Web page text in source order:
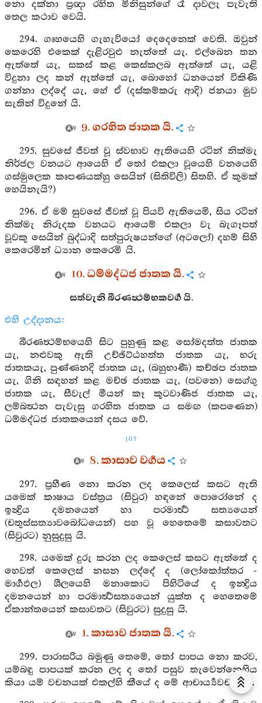
නො දක්නා ප්‍රඥා රහිත මිනිසුන්ගේ රෑ දාවලැ පැවැති
තෙල කථාව වෙයි.
294. ගෘහයෙහි ගැහැවියෝ දෙදෙනෙක් වෙති. ඔවුන්
කෙරෙහි එකෙක් දැළිරවුළු නැත්තේ යැ. එල්බෙන තන
ඇත්තේ යැ, සකස් කළ කෙස්කලබ ඇත්තේ යැ, යළි
විදුනා ලද කන් ඇත්තේ යැ, බොහෝ ධනයෙන් විකිණි
ගන්නා ලද්දේ යැ, හේ ඒ (දස්කම්කරු ආදි) ජනයා මුව
සැතින් විදුනේ යි.
9. ගරහිත ජාතක යි.
295. සුවසේ ජීවත් වූ ස්වභාව ඇතියෙහි රටින් නික්මැ
නිර්ජල වනයට ආයෙහි ඒ තෝ එකලා වූයෙහි වනයෙහි
ගස්මුලෙක කෘපණයක්හු සෙයින් (සිතිවිලි) සිතහි. ඒ කුමක්
හෙයිනැයි?)
296. ඒ මම් සුවසේ ජීවත් වූ පියවි ඇතියෙමි, සිය රටින්
නික්මැ නිරුදක වනයට ආයෙම් එකලා වැ බැගෑපත්
වූවකු සෙයින් බුද්ධාදි සත්පුරුෂයන්ගේ (අටලෝ) දහම් සිහි
කෙරෙමින් ධ්‍යාන කෙරෙමි යි.
10. ධම්මද්ධජ ජාතක යි.
සත්වැනි බීරණත්‍ථම්භකවර්‍ග යි.
එහි උද්දානය:
බීරණත්‍ථම්භයෙහි සිට පුහුණු කළ සෝමදත්ත ජාතක
යැ, නළුවකු ඇති උච්ඡිට්ඨහත්ත ජාතක යැ, භරු
ජාතකයැ, පුණ්ණනදි ජාතක යැ, (බහුභාණී) කච්ඡප ජාතක
යැ, ගිනි සඳහන් කළ මච්ඡ ජාතක යැ, (පවනෙ) සෙග්ගු
ජාතක යැ, සීවැල් මීයන් කෑ කූටවාණිජ ජාතක යැ,
ලම්බත්‍ථන පැවැසු ගරහිත ජාතක ය සමඟ (කපණෙන)
ධම්මද්ධජ ජාතකයෙන් දසය වේ.
107
8. කාසාව වර්‍ගය
297. ප්‍රහීණ නො කරන ලද කෙලෙස් කසට ඇති
යමෙක් කාෂාය වස්ත්‍රය (සිවුර) හඳනේ පොරෝනේ ද
ඉන්‍ද්‍රිය දමනයෙන් හා පරමාර්‍ත්‍ථ සත්‍යයෙන්
(චතුස්සත්‍යාවබෝධයෙන්) පහ වූ හෙතෙමේ කසාවතට
(සිවුරට) නුසුදුසු යි.
298. යමෙක් දුරු කරන ලද කෙලෙස් කසට ඇත්තේ ද
හෙවත් කෙලෙස් නසන ලද්දේ ද (ලෝකෝත්තර -
මාර්‍ගඵල) ශීලයෙහි මනාකොට පිහිටියේ ද ඉන‍්‍ද්‍රිය
දමනයෙන් හා පරමාර්‍ත්‍ථසත්‍යයෙන් යුක්ත ද හෙතෙමේ
ඒකාන්තයෙන් කසාවතට (සිවුරට) සුදුසු යි.
1. කාසාව ජාතක යි.
299. පාරාසරිය බමුණු තෙමේ, තෝ පාපය නො කරව,
යම්බඳු පාපයක් කරන ලද ද තෝ පසුව තැවෙන්නෙහිය
කියා යම් වචනයක් එකල්හි කීයේ ද මේ ආචාර්‍ය්‍යවචන යි.